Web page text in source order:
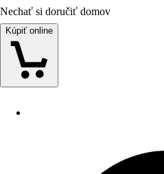
Nechať si doručiť domov
Kúpiť online